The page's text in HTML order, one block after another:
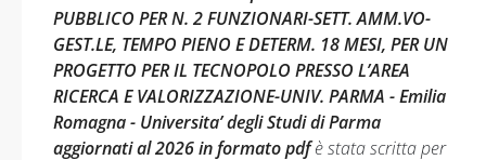
PUBBLICO PER N. 2 FUNZIONARI-SETT. AMM.VO-
GEST.LE, TEMPO PIENO E DETERM. 18 MESI, PER UN
PROGETTO PER IL TECNOPOLO PRESSO L’AREA
RICERCA E VALORIZZAZIONE-UNIV. PARMA - Emilia
Romagna - Universita’ degli Studi di Parma
aggiornati al 2026 in formato pdfè stata scritta per